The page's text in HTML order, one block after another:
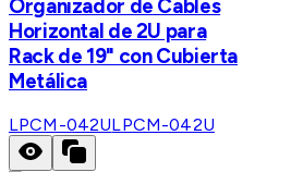
Organizador de Cables
Horizontal de 2U para
Rack de 19" con Cubierta
Metálica
LPCM-042ULPCM-042U